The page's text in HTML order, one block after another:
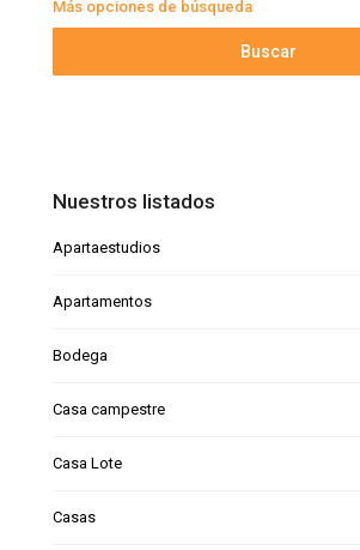
Más opciones de búsqueda
Buscar
Nuestros listados
Apartaestudios
Apartamentos
Bodega
Casa campestre
Casa Lote
Casas